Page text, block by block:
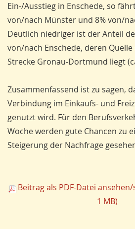
Ein-/Ausstieg in Enschede, so
von/nach Münster und 8% von/
Deutlich niedriger ist der Anteil
von/nach Enschede, deren
Strecke Gronau-Dortmund liegt
Zusammenfassend ist zu sagen,
Verbindung im Einkaufs- und
genutzt wird. Für den
Woche werden gute Chancen zu
Steigerung der Nachfrage
Beitrag als PDF-Datei
1 MB)